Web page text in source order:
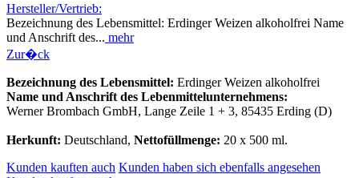
Hersteller/Vertrieb:
Bezeichnung des Lebensmittel: Erdinger Weizen alkoholfrei Name
und Anschrift des... mehr
Zur�ck
Bezeichnung des Lebensmittel: Erdinger Weizen alkoholfrei
Name und Anschrift des Lebenmittelunternehmens:
Werner Brombach GmbH, Lange Zeile 1 + 3, 85435 Erding (D)
Herkunft: Deutschland, Nettofüllmenge: 20 x 500 ml.
Kunden kauften auch Kunden haben sich ebenfalls angesehen